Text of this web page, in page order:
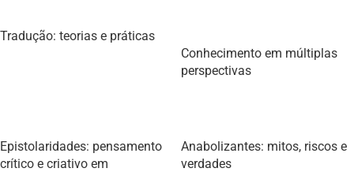
Tradução: teorias e práticas
Conhecimento em múltiplas
perspectivas
Epistolaridades: pensamento
crítico e criativo em
Anabolizantes: mitos, riscos e
verdades